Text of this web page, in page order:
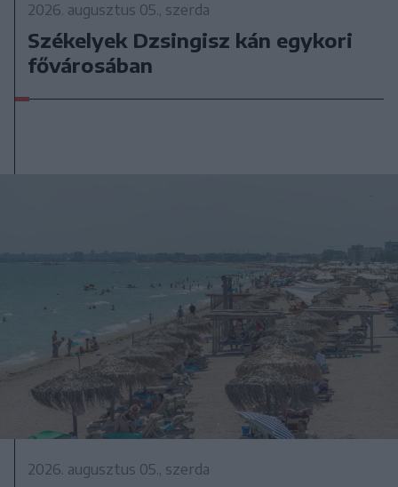
2026. augusztus 05., szerda
Székelyek Dzsingisz kán egykori
fővárosában
2026. augusztus 05., szerda